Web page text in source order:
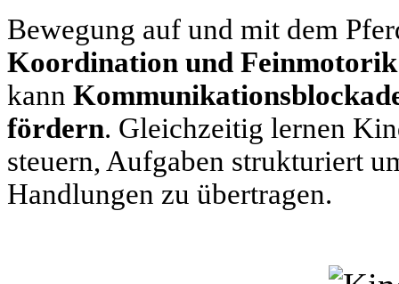
Bewegung auf und mit dem
Koordination und Feinmotorik
kann
fördern. Gleichzeitig lernen
steuern, Aufgaben strukturiert
Handlungen zu übertragen.